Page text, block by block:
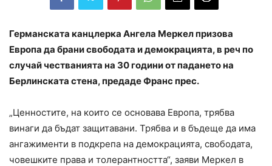
Германската канцлерка Ангела Меркел призова
Европа да брани свободата и демокрацията, в реч по
случай честванията на 30 години от падането на
Берлинската стена, предаде Франс прес.
„Ценностите, на които се основава Европа, трябва
винаги да бъдат защитавани. Трябва и в бъдеще да има
ангажименти в подкрепа на демокрацията, свободата,
човешките права и толерантността“, заяви Меркел в